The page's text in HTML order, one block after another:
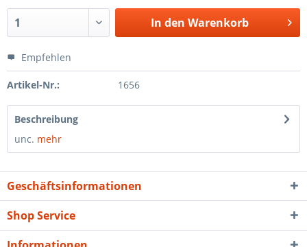
In den Warenkorb
Empfehlen
Artikel-Nr.: 1656
Beschreibung
unc. mehr
Geschäftsinformationen
Shop Service